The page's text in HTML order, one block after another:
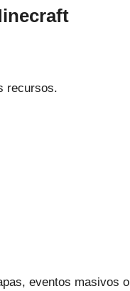
recursos.
eventos masivos o